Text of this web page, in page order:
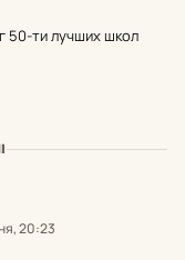
50-ти лучших школ
20:23